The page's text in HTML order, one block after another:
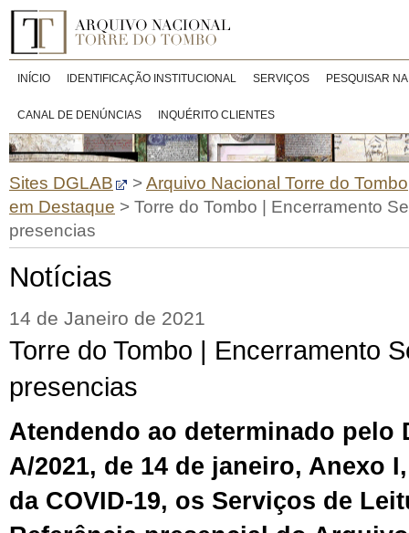
INÍCIO IDENTIFICAÇÃO INSTITUCIONAL SERVIÇOS PESQUISAR
CANAL DE DENÚNCIAS INQUÉRITO CLIENTES
Sites DGLAB >Arquivo Nacional Torre do Tombo
em Destaque > Torre do Tombo | Encerramento
presencias
Notícias
14 de Janeiro de 2021
Torre do Tombo | Encerramento
presencias
Atendendo ao determinado pelo
A/2021, de 14 de janeiro, Anexo
da COVID-19, os Serviços de